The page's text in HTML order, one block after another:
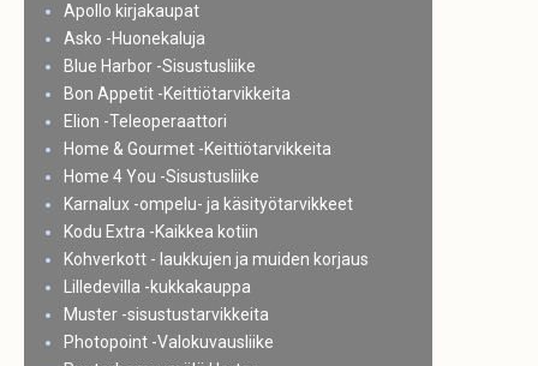
Apollo kirjakaupat
Asko -Huonekaluja
Blue Harbor -Sisustusliike
Bon Appetit -Keittiötarvikkeita
Elion -Teleoperaattori
Home & Gourmet -Keittiötarvikkeita
Home 4 You -Sisustusliike
Karnalux -ompelu- ja käsityötarvikkeet
Kodu Extra -Kaikkea kotiin
Kohverkott - laukkujen ja muiden korjaus
Lilledevilla -kukkakauppa
Muster -sisustustarvikkeita
Photopoint -Valokuvausliike